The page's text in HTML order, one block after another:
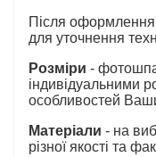
Після
для уточнення
Розміри -
індивідуальними
особливостей
Матеріали - на
різної якості та